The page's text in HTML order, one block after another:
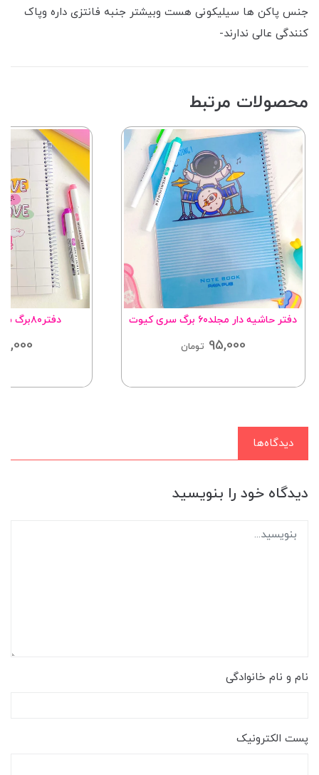
جنس پاکن ها سیلیکونی هست وبیشتر جنبه فانتزی داره وپاک
کنندگی عالی ندارند-
محصولات مرتبط
دفتر حاشیه دار مجلد۶۰ برگ سری کیوت
95,000 تومان
دفتر۸۰برگ سریMotivation
دیدگاه‌ها
دیدگاه خود را بنویسید
نام و نام خانوادگی
پست الکترونیک